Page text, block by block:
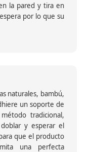
la pared y tira en
por lo que su
naturales, bambú,
un soporte de
tradicional,
y esperar el
que el producto
una perfecta